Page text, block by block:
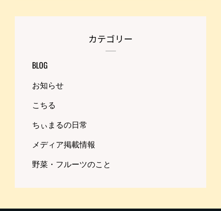
カテゴリー
BLOG
お知らせ
こちる
ちぃまるの日常
メディア掲載情報
野菜・フルーツのこと